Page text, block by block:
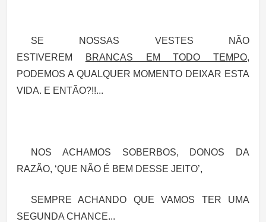
SE NOSSAS VESTES NÃO
ESTIVEREM
BRANCAS EM TODO TEMPO,
PODEMOS A QUALQUER MOMENTO DEIXAR ESTA
VIDA. E ENTÃO?!!...
NOS ACHAMOS SOBERBOS, DONOS DA
RAZÃO, ‘QUE NÃO É BEM DESSE JEITO’,
SEMPRE ACHANDO QUE VAMOS TER UMA
SEGUNDA CHANCE...